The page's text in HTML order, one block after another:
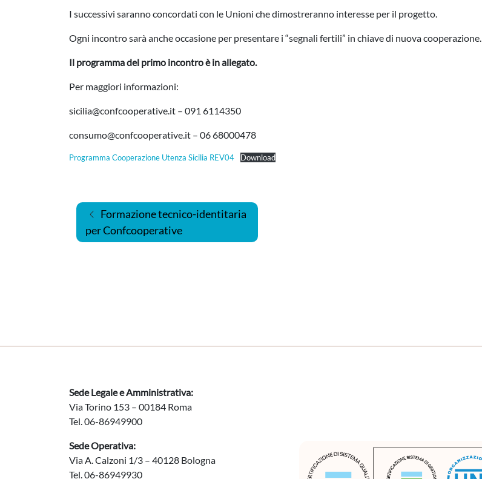
I successivi saranno concordati con le Unioni che dimostreranno interesse per il progetto.
Ogni incontro sarà anche occasione per presentare i “segnali fertili” in chiave di nuova cooperazione.
Il programma del primo incontro è in allegato.
Per maggiori informazioni:
sicilia@confcooperative.it – 091 6114350
consumo@confcooperative.it – 06 68000478
Programma Cooperazione Utenza Sicilia REV04 Download
Navigazione articoli
Formazione tecnico-identitaria
per Confcooperative
Sede Legale e Amministrativa:
Via Torino 153 – 00184 Roma
Tel. 06-86949900
Sede Operativa:
Via A. Calzoni 1/3 – 40128 Bologna
Tel. 06-86949930